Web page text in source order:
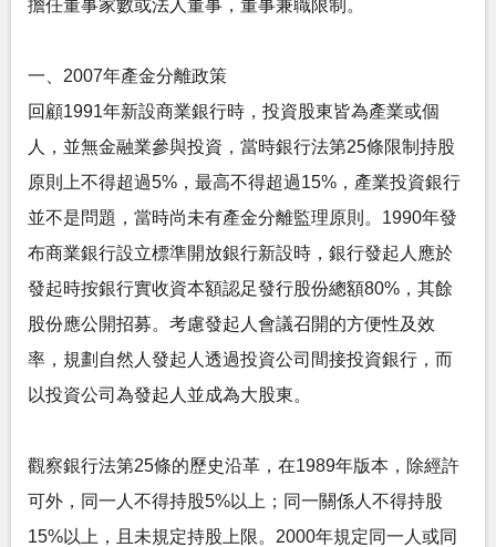
擔任董事家數或法人董事，董事兼職限制。
一、2007年產金分離政策
回顧1991年新設商業銀行時，投資股東皆為產業或個
人，並無金融業參與投資，當時銀行法第25條限制持股
原則上不得超過5%，最高不得超過15%，產業投資銀行
並不是問題，當時尚未有產金分離監理原則。1990年發
布商業銀行設立標準開放銀行新設時，銀行發起人應於
發起時按銀行實收資本額認足發行股份總額80%，其餘
股份應公開招募。考慮發起人會議召開的方便性及效
率，規劃自然人發起人透過投資公司間接投資銀行，而
以投資公司為發起人並成為大股東。
觀察銀行法第25條的歷史沿革，在1989年版本，除經許
可外，同一人不得持股5%以上；同一關係人不得持股
15%以上，且未規定持股上限。2000年規定同一人或同